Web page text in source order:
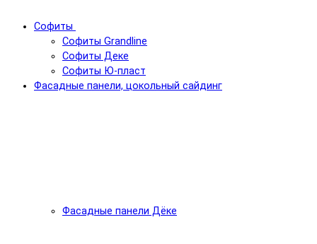
Софиты
Софиты Grandline
Софиты Деке
Софиты Ю-пласт
Фасадные панели, цокольный сайдинг
Фасадные панели Дёке